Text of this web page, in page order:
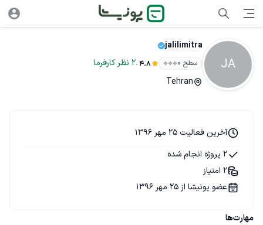
JA
jalilimitra
سطح ۰ 4.8
.
2 نظر کارفرما
Tehran
مهارت‌ها
آخرین فعالیت 25 مهر 1396
2 پروژه انجام شده
2 امتیاز
عضو پونیشا از 25 مهر 1396